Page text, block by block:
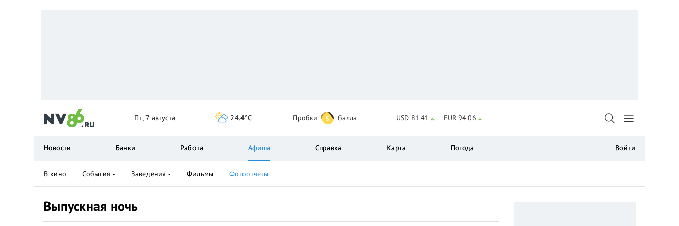
Выпускная ночь
Пт, 7 августа 24.4°C Пробки 5 балла USD 81.41 EUR 94.06
Новости Банки Работа Афиша Справка Карта Погода Войти
В кино События Заведения Фильмы Фотоотчеты